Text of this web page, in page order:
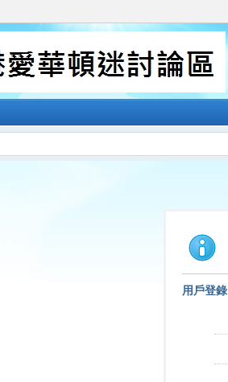
用戶登錄